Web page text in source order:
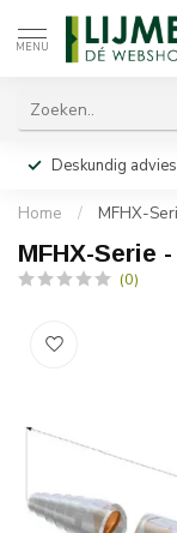
MENU
Deskundig
Home / MFHX-
MFHX-Serie
(0)